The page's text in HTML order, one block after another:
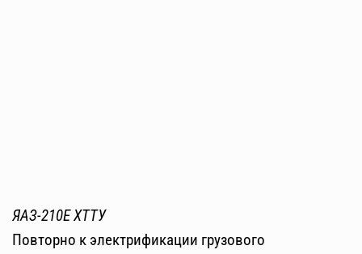
ЯАЗ-210Е ХТТУ
Повторно к электрификации грузового